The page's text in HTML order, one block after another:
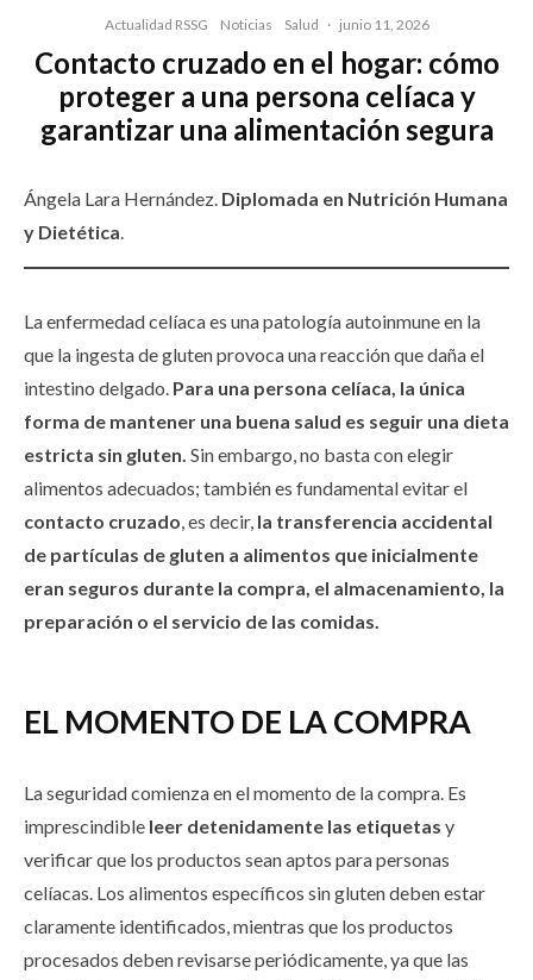
Actualidad RSSG Noticias Salud · junio 11, 2026
Contacto cruzado en el hogar: cómo
proteger a una persona celíaca y
garantizar una alimentación segura
Ángela Lara Hernández. Diplomada en Nutrición Humana
y Dietética.
La enfermedad celíaca es una patología autoinmune en la
que la ingesta de gluten provoca una reacción que daña el
intestino delgado. Para una persona celíaca, la única
forma de mantener una buena salud es seguir una dieta
estricta sin gluten. Sin embargo, no basta con elegir
alimentos adecuados; también es fundamental evitar el
contacto cruzado, es decir, la transferencia accidental
de partículas de gluten a alimentos que inicialmente
eran seguros durante la compra, el almacenamiento, la
preparación o el servicio de las comidas.
EL MOMENTO DE LA COMPRA
La seguridad comienza en el momento de la compra. Es
imprescindible leer detenidamente las etiquetas y
verificar que los productos sean aptos para personas
celíacas. Los alimentos específicos sin gluten deben estar
claramente identificados, mientras que los productos
procesados deben revisarse periódicamente, ya que las